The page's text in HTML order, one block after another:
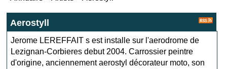
Aerostyll
Jerome LEREFFAIT s est installe sur l'aerodrome de
Lezignan-Corbieres debut 2004. Carrossier peintre
d'origine, anciennement aerostyl décorateur moto, son